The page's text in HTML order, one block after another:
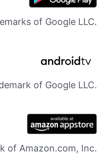
of Google LLC.
of Google LLC.
of Amazon.com, Inc.